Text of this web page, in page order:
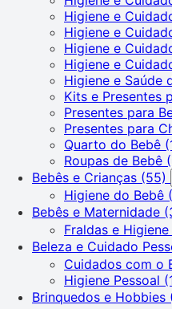
Higiene e
Higiene e
Higiene e
Higiene e
Higiene e Saúde
Kits e Presentes
Presentes para
Presentes para
Quarto do Bebê
Roupas de Bebê
Bebês e Crianças (55)
Higiene do Bebê
Bebês e Maternidade
Fraldas e Higiene
Beleza e Cuidado
Cuidados com o
Higiene Pessoal
Brinquedos e Hobbies